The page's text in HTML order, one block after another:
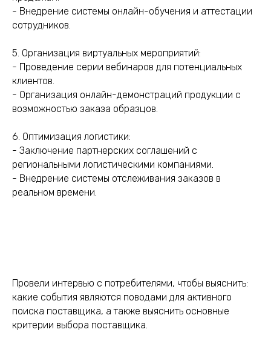
- Внедрение системы онлайн-обучения и аттестации
сотрудников.
5. Организация виртуальных мероприятий:
- Проведение серии вебинаров для потенциальных
клиентов.
- Организация онлайн-демонстраций продукции с
возможностью заказа образцов.
6. Оптимизация логистики:
- Заключение партнерских соглашений с
региональными логистическими компаниями.
- Внедрение системы отслеживания заказов в
реальном времени.
Провели интервью с потребителями, чтобы выяснить:
какие события являются поводами для активного
поиска поставщика, а также выяснить основные
критерии выбора поставщика.